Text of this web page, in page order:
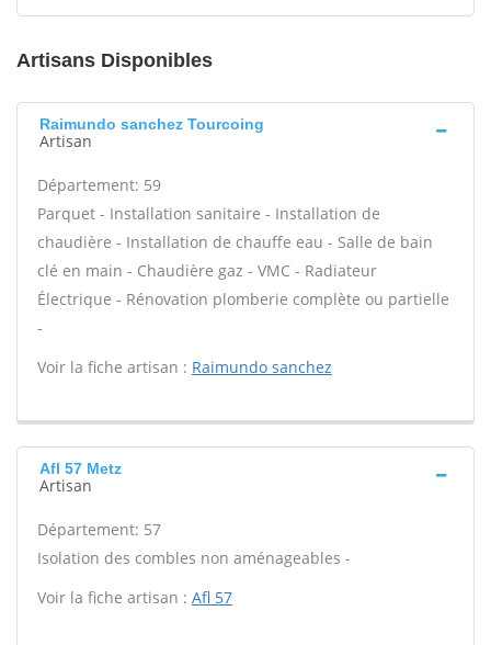
Artisans Disponibles
Raimundo sanchez Tourcoing
Artisan
Département: 59
Parquet - Installation sanitaire - Installation de
chaudière - Installation de chauffe eau - Salle de bain
clé en main - Chaudière gaz - VMC - Radiateur
Électrique - Rénovation plomberie complète ou partielle
-
Voir la fiche artisan : Raimundo sanchez
Afl 57 Metz
Artisan
Département: 57
Isolation des combles non aménageables -
Voir la fiche artisan : Afl 57